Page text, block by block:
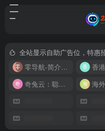
全站显示自助广告位，特惠
零导航-简介实用的网址导航
奇兔云：聪明人的“省”钱计划！